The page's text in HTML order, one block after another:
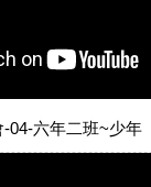
04-六年二班~少年